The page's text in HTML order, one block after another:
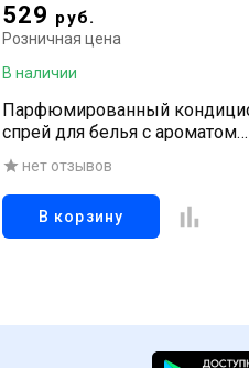
529 руб.
Розничная цена
В наличии
Парфюмированный
спрей для белья с ароматом
«Фестиваль цветов», 200 мл
нет отзывов
В корзину